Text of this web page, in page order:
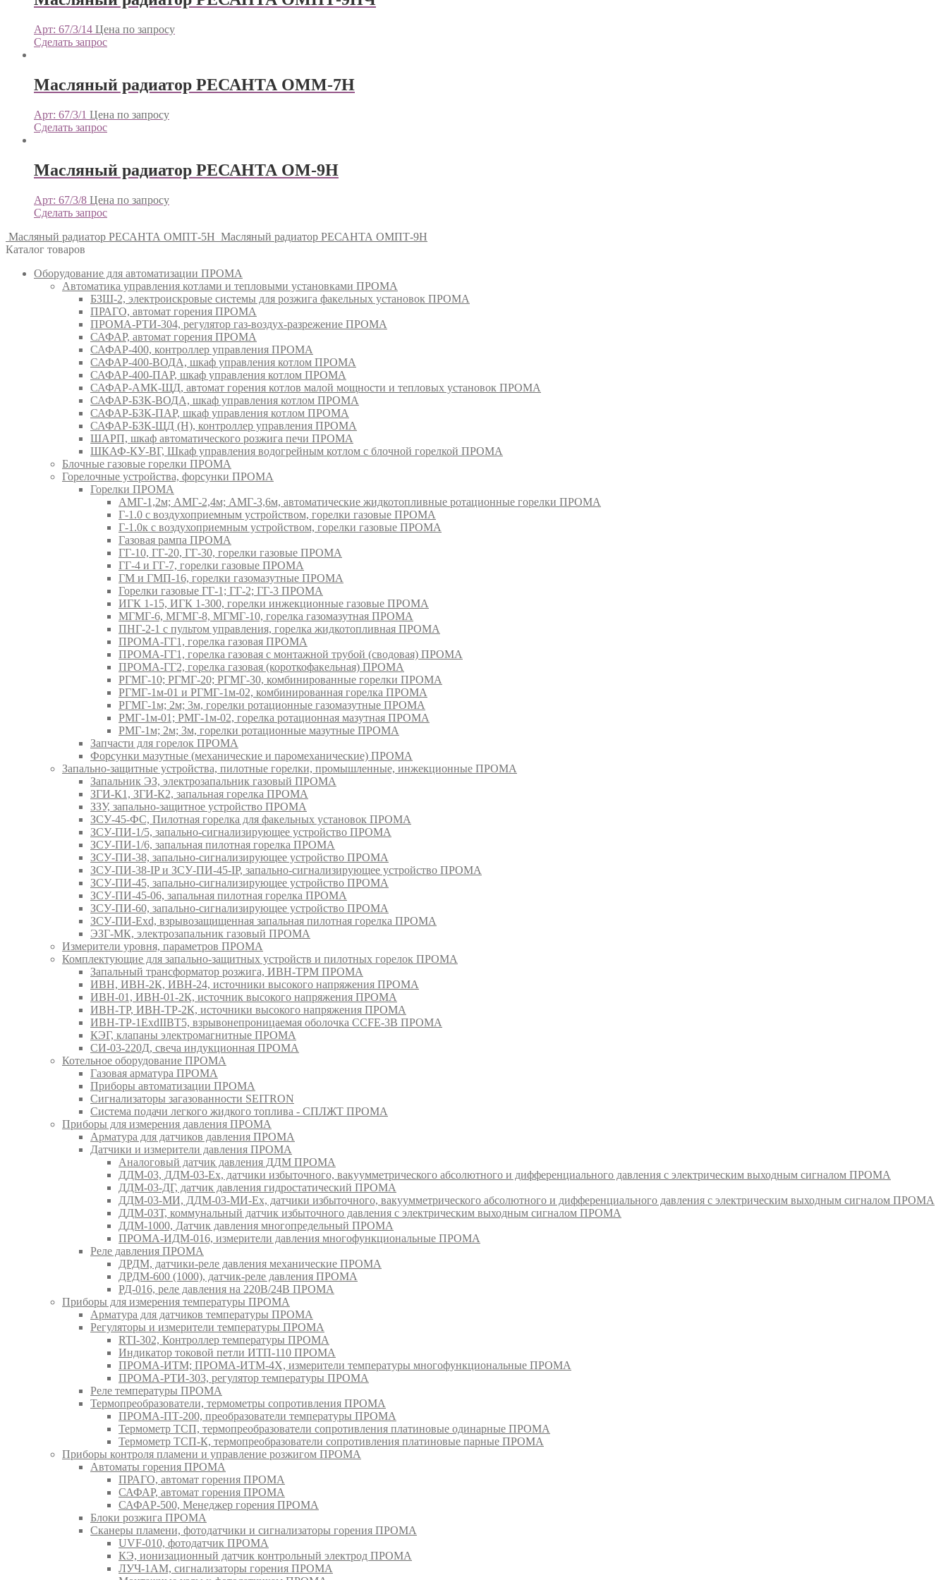
Арт: 67/3/14 Цена по запросу
Сделать запрос
Масляный радиатор РЕСАНТА ОММ-7Н
Арт: 67/3/1 Цена по запросу
Сделать запрос
Масляный радиатор РЕСАНТА ОМ-9Н
Арт: 67/3/8 Цена по запросу
Сделать запрос
Масляный радиатор РЕСАНТА ОМПТ-5Н Масляный радиатор РЕСАНТА ОМПТ-9Н
Каталог товаров
Оборудование для автоматизации ПРОМА
Автоматика управления котлами и тепловыми установками ПРОМА
БЗШ-2, электроискровые системы для розжига факельных установок ПРОМА
ПРАГО, автомат горения ПРОМА
ПРОМА-РТИ-304, регулятор газ-воздух-разрежение ПРОМА
САФАР, автомат горения ПРОМА
САФАР-400, контроллер управления ПРОМА
САФАР-400-ВОДА, шкаф управления котлом ПРОМА
САФАР-400-ПАР, шкаф управления котлом ПРОМА
САФАР-АМК-ЩД, автомат горения котлов малой мощности и тепловых установок ПРОМА
САФАР-БЗК-ВОДА, шкаф управления котлом ПРОМА
САФАР-БЗК-ПАР, шкаф управления котлом ПРОМА
САФАР-БЗК-ЩД (Н), контроллер управления ПРОМА
ШАРП, шкаф автоматического розжига печи ПРОМА
ШКАФ-КУ-ВГ, Шкаф управления водогрейным котлом с блочной горелкой ПРОМА
Блочные газовые горелки ПРОМА
Горелочные устройства, форсунки ПРОМА
Горелки ПРОМА
АМГ-1,2м; АМГ-2,4м; АМГ-3,6м, автоматические жидкотопливные ротационные горелки ПРОМА
Г-1.0 с воздухоприемным устройством, горелки газовые ПРОМА
Г-1.0к с воздухоприемным устройством, горелки газовые ПРОМА
Газовая рампа ПРОМА
ГГ-10, ГГ-20, ГГ-30, горелки газовые ПРОМА
ГГ-4 и ГГ-7, горелки газовые ПРОМА
ГМ и ГМП-16, горелки газомазутные ПРОМА
Горелки газовые ГГ-1; ГГ-2; ГГ-3 ПРОМА
ИГК 1-15, ИГК 1-300, горелки инжекционные газовые ПРОМА
МГМГ-6, МГМГ-8, МГМГ-10, горелка газомазутная ПРОМА
ПНГ-2-1 с пультом управления, горелка жидкотопливная ПРОМА
ПРОМА-ГГ1, горелка газовая ПРОМА
ПРОМА-ГГ1, горелка газовая с монтажной трубой (сводовая) ПРОМА
ПРОМА-ГГ2, горелка газовая (короткофакельная) ПРОМА
РГМГ-10; РГМГ-20; РГМГ-30, комбинированные горелки ПРОМА
РГМГ-1м-01 и РГМГ-1м-02, комбинированная горелка ПРОМА
РГМГ-1м; 2м; 3м, горелки ротационные газомазутные ПРОМА
РМГ-1м-01; РМГ-1м-02, горелка ротационная мазутная ПРОМА
РМГ-1м; 2м; 3м, горелки ротационные мазутные ПРОМА
Запчасти для горелок ПРОМА
Форсунки мазутные (механические и паромеханические) ПРОМА
Запально-защитные устройства, пилотные горелки, промышленные, инжекционные ПРОМА
Запальник ЭЗ, электрозапальник газовый ПРОМА
ЗГИ-К1, ЗГИ-К2, запальная горелка ПРОМА
ЗЗУ, запально-защитное устройство ПРОМА
ЗСУ-45-ФС, Пилотная горелка для факельных установок ПРОМА
ЗСУ-ПИ-1/5, запально-сигнализирующее устройство ПРОМА
ЗСУ-ПИ-1/6, запальная пилотная горелка ПРОМА
ЗСУ-ПИ-38, запально-сигнализирующее устройство ПРОМА
ЗСУ-ПИ-38-IP и ЗСУ-ПИ-45-IP, запально-сигнализирующее устройство ПРОМА
ЗСУ-ПИ-45, запально-сигнализирующее устройство ПРОМА
ЗСУ-ПИ-45-06, запальная пилотная горелка ПРОМА
ЗСУ-ПИ-60, запально-сигнализирующее устройство ПРОМА
ЗСУ-ПИ-Exd, взрывозащищенная запальная пилотная горелка ПРОМА
ЭЗГ-МК, электрозапальник газовый ПРОМА
Измерители уровня, параметров ПРОМА
Комплектующие для запально-защитных устройств и пилотных горелок ПРОМА
Запальный трансформатор розжига, ИВН-ТРМ ПРОМА
ИВН, ИВН-2К, ИВН-24, источники высокого напряжения ПРОМА
ИВН-01, ИВН-01-2К, источник высокого напряжения ПРОМА
ИВН-ТР, ИВН-ТР-2К, источники высокого напряжения ПРОМА
ИВН-ТР-1ExdIIBT5, взрывонепроницаемая оболочка CCFE-3B ПРОМА
КЭГ, клапаны электромагнитные ПРОМА
СИ-03-220Д, свеча индукционная ПРОМА
Котельное оборудование ПРОМА
Газовая арматура ПРОМА
Приборы автоматизации ПРОМА
Сигнализаторы загазованности SEITRON
Система подачи легкого жидкого топлива - СПЛЖТ ПРОМА
Приборы для измерения давления ПРОМА
Арматура для датчиков давления ПРОМА
Датчики и измерители давления ПРОМА
Аналоговый датчик давления ДДМ ПРОМА
ДДМ-03, ДДМ-03-Ех, датчики избыточного, вакуумметрического абсолютного и дифференциального давления с электрическим выходным сигналом ПРОМА
ДДМ-03-ДГ, датчик давления гидростатический ПРОМА
ДДМ-03-МИ, ДДМ-03-МИ-Ех, датчики избыточного, вакуумметрического абсолютного и дифференциального давления с электрическим выходным сигналом ПРОМА
ДДМ-03Т, коммунальный датчик избыточного давления с электрическим выходным сигналом ПРОМА
ДДМ-1000, Датчик давления многопредельный ПРОМА
ПРОМА-ИДМ-016, измерители давления многофункциональные ПРОМА
Реле давления ПРОМА
ДРДМ, датчики-реле давления механические ПРОМА
ДРДМ-600 (1000), датчик-реле давления ПРОМА
РД-016, реле давления на 220В/24В ПРОМА
Приборы для измерения температуры ПРОМА
Арматура для датчиков температуры ПРОМА
Регуляторы и измерители температуры ПРОМА
RTI-302, Контроллер температуры ПРОМА
Индикатор токовой петли ИТП-110 ПРОМА
ПРОМА-ИТМ; ПРОМА-ИТМ-4Х, измерители температуры многофункциональные ПРОМА
ПРОМА-РТИ-303, регулятор температуры ПРОМА
Реле температуры ПРОМА
Термопреобразователи, термометры сопротивления ПРОМА
ПРОМА-ПТ-200, преобразователи температуры ПРОМА
Термометр ТСП, термопреобразователи сопротивления платиновые одинарные ПРОМА
Термометр ТСП-К, термопреобразователи сопротивления платиновые парные ПРОМА
Приборы контроля пламени и управление розжигом ПРОМА
Автоматы горения ПРОМА
ПРАГО, автомат горения ПРОМА
САФАР, автомат горения ПРОМА
САФАР-500, Менеджер горения ПРОМА
Блоки розжига ПРОМА
Сканеры пламени, фотодатчики и сигнализаторы горения ПРОМА
UVF-010, фотодатчик ПРОМА
КЭ, ионизационный датчик контрольный электрод ПРОМА
ЛУЧ-1АМ, сигнализаторы горения ПРОМА